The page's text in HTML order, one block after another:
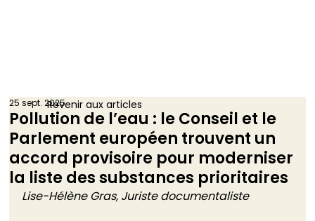
Pollution de l’eau : le Conseil et le
Parlement européen trouvent un
accord provisoire pour moderniser
la liste des substances prioritaires
25 sept. 2025
Lise-Hélène Gras, Juriste documentaliste
Revenir aux articles